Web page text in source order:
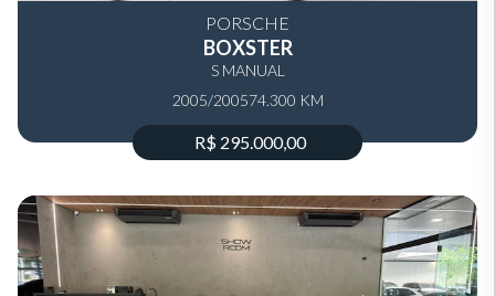
PORSCHE
BOXSTER
S MANUAL
2005/200574.300 KM
R$ 295.000,00